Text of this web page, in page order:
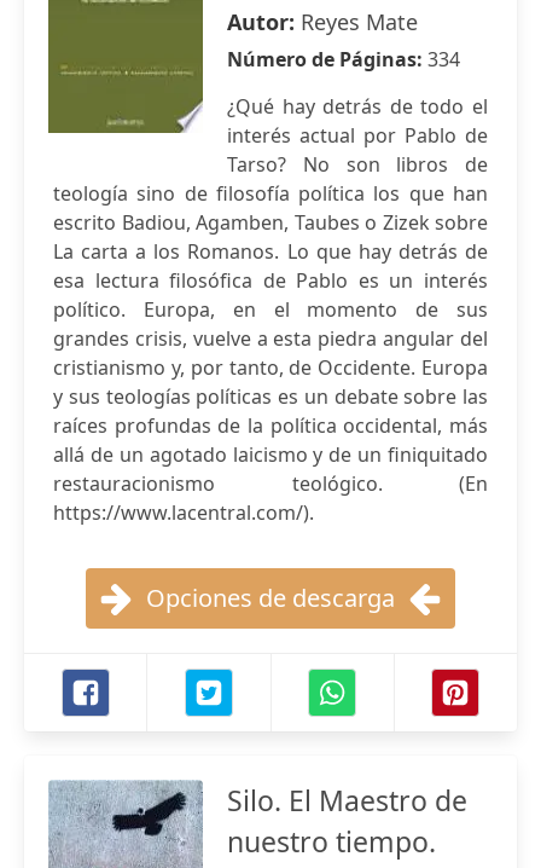
Autor: Reyes Mate
Número de Páginas: 334
¿Qué hay detrás de todo el
interés actual por Pablo de
Tarso? No son libros de
teología sino de filosofía política los que han
escrito Badiou, Agamben, Taubes o Zizek sobre
La carta a los Romanos. Lo que hay detrás de
esa lectura filosófica de Pablo es un interés
político. Europa, en el momento de sus
grandes crisis, vuelve a esta piedra angular del
cristianismo y, por tanto, de Occidente. Europa
y sus teologías políticas es un debate sobre las
raíces profundas de la política occidental, más
allá de un agotado laicismo y de un finiquitado
restauracionismo teológico. (En
https://www.lacentral.com/).
Opciones de descarga
Silo. El Maestro de
nuestro tiempo.